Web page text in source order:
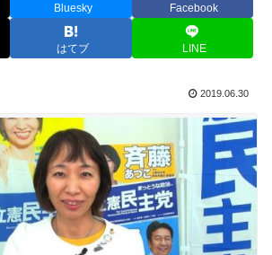
Bluesky Facebook
はてブ LINE
2019.06.30